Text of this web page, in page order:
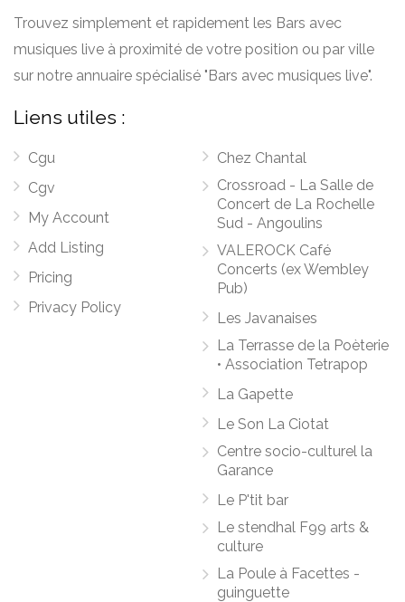
Trouvez simplement et rapidement les Bars avec
musiques live à proximité de votre position ou par ville
sur notre annuaire spécialisé "Bars avec musiques live".
Liens utiles :
Cgu
Cgv
My Account
Add Listing
Pricing
Privacy Policy
Chez Chantal
Crossroad - La Salle de
Concert de La Rochelle
Sud - Angoulins
VALEROCK Café
Concerts (ex Wembley
Pub)
Les Javanaises
La Terrasse de la Poèterie
• Association Tetrapop
La Gapette
Le Son La Ciotat
Centre socio-culturel la
Garance
Le P'tit bar
Le stendhal F99 arts &
culture
La Poule à Facettes -
guinguette